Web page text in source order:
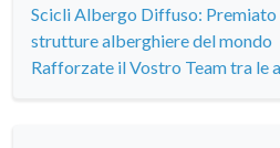
Scicli Albergo Diffuso:
strutture alberghiere del mondo
Rafforzate il Vostro Team tra le